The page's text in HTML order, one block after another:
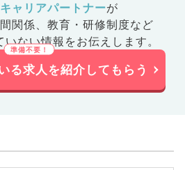
ャリアパートナーが
関係、 教育・研修制度など
ない情報をお伝えします。
る求人を紹介してもらう